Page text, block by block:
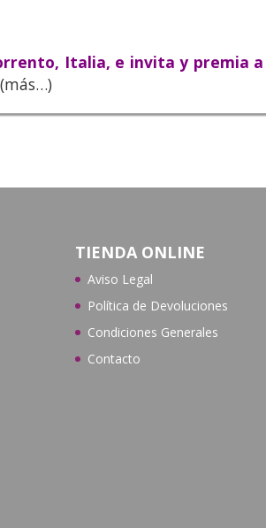
Italia, e invita y premia a
(más…)
TIENDA ONLINE
Aviso Legal
Política de Devoluciones
Condiciones Generales
Contacto